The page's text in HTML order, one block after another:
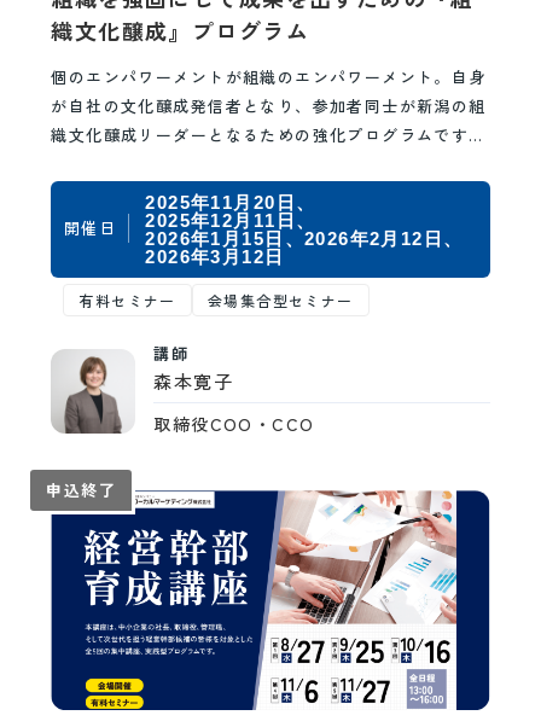
開催日
2025年11月20日
2025年12月11日
2026年1月15日
2026年2月12日
2026年3月12日
有料セミナー 会場集合型セミナー
織文化醸成』プログラム
個のエンパワーメントが組織のエンパワーメント。自身
が自社の文化醸成発信者となり、参加者同士が新潟の組
織文化醸成リーダーとなるための強化プログラムです。
講師
森本寛子
取締役COO・CCO
申込終了